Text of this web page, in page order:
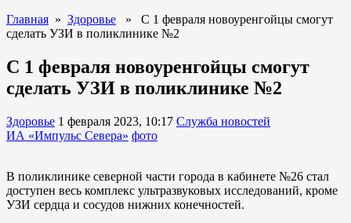
Главная » Здоровье » С 1 февраля новоуренгойцы смогут
сделать УЗИ в поликлинике №2
С 1 февраля новоуренгойцы смогут
сделать УЗИ в поликлинике №2
Здоровье 1 февраля 2023, 10:17 Служба новостей
ИА «Импульс Севера» фото
В поликлинике северной части города в кабинете №26 стал
доступен весь комплекс ультразвуковых исследований, кроме
УЗИ сердца и сосудов нижних конечностей.